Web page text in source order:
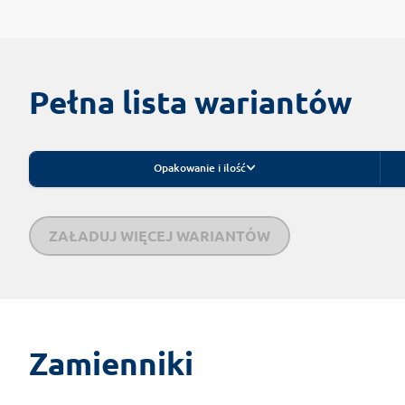
Pełna lista wariantów
Opakowanie i ilość
ZAŁADUJ WIĘCEJ WARIANTÓW
Zamienniki